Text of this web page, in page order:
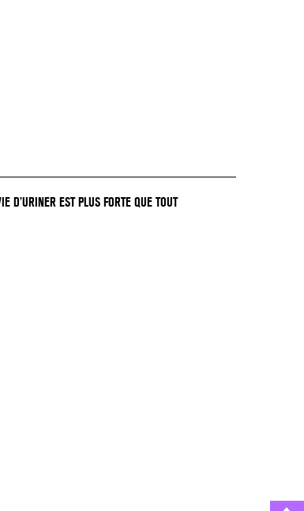
D’URINER EST PLUS FORTE QUE TOUT